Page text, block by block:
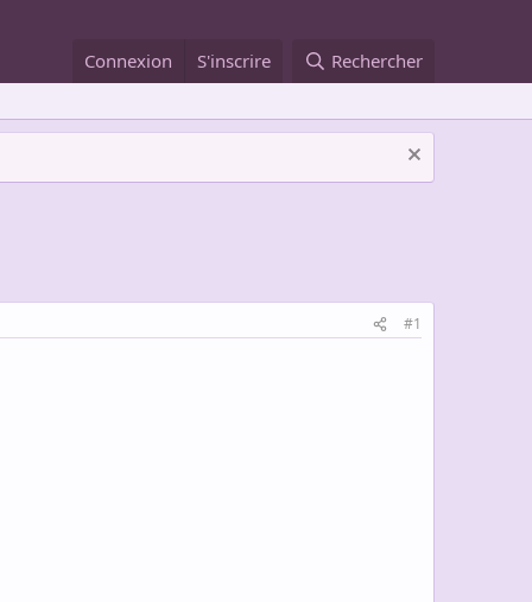
Connexion S'inscrire Rechercher
#1